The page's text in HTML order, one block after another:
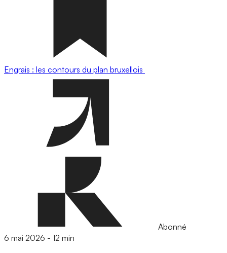
Engrais : les contours du plan bruxellois
Abonné
6 mai 2026 - 12 min